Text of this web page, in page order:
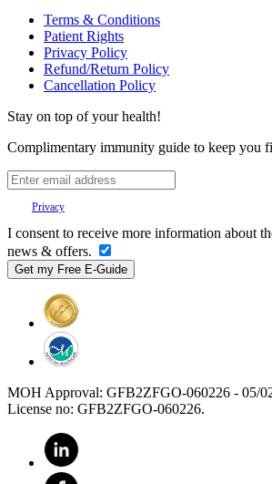
Terms & Conditions
Patient Rights
Privacy Policy
Refund/Return Policy
Cancellation Policy
Stay on top of your health!
Complimentary immunity guide to keep you
Privacy
I consent to receive more information about
news & offers.
MOH Approval: GFB2ZFGO-060226 - 05/
License no: GFB2ZFGO-060226.